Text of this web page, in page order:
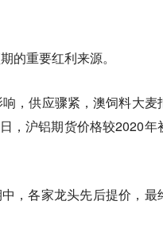
的重要红利来源。
，供应骤紧，澳饲料大麦
，沪铝期货价格较2020年
，各家龙头先后提价，最